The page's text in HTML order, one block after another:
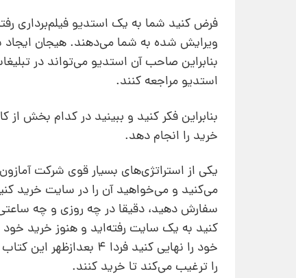
فرض کنید شما به یک استدیو فیلم‌برداری
ویرایش شده به شما می‌دهند. هیجان ایجاد
بنابراین صاحب آن استدیو می‌تواند در
استدیو مراجعه کنند.
بنابراین فکر کنید و ببینید در کدام بخش
خرید را انجام دهد.
یکی از استراتژی‌های بسیار قوی شرکت
می‌کنید و می‌خواهید آن را در سایت خرید
سفارش دهید، دقیقا در چه روزی و چه
کنید به یک سایت رفته‌اید و هنوز خرید خود
خود را نهایی کنید
را ترغیب می‌کند تا خرید کنند.